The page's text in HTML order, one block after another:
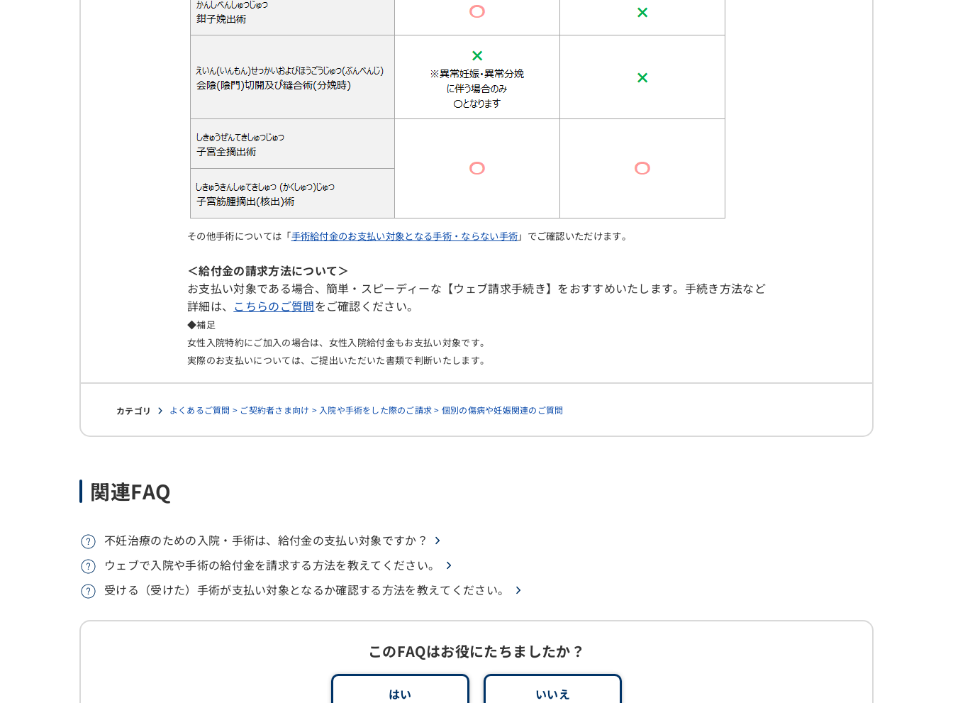
その他手術については「手術給付金のお支払い対象となる手術・ならない手術」でご確認いただけます。
＜給付金の請求方法について＞
お支払い対象である場合、簡単・スピーディーな【ウェブ請求手続き】をおすすめいたします。手続き方法など
詳細は、 こちらのご質問をご確認ください。
◆補足
女性入院特約にご加入の場合は、女性入院給付金もお支払い対象です。
実際のお支払いについては、ご提出いただいた書類で判断いたします。
カテゴリ よくあるご質問 > ご契約者さま向け > 入院や手術をした際のご請求 > 個別の傷病や妊娠関連のご質問
関連FAQ
不妊治療のための入院・手術は、給付金の支払い対象ですか？
ウェブで入院や手術の給付金を請求する方法を教えてください。
受ける（受けた）手術が支払い対象となるか確認する方法を教えてください。
このFAQはお役にたちましたか？
はい いいえ